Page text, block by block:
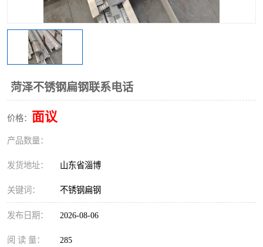
菏泽不锈钢扁钢联系电话
价格： 面议
产品数量：
发货地址： 山东省淄博
关键词： 不锈钢扁钢
发布日期： 2026-08-06
阅 读 量： 285